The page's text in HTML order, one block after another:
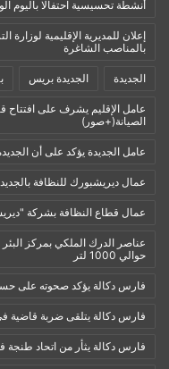
أنشطة تحسيسية احتفالا باليوم
إعلان للمديرية الإقليمية لوزارة
بالمناصب الشاغرة
الجديدة الجديدة بريس
عامل الإقليم يشرف على افتتاح
الصيانة(+صور)
عامل الجديدة يؤكد على أن
عمال ديريشبورك للنظافة بالجديدة
عمال قطاع النظافة بشركة
عناصر الدرك الملكي بمركز
حوالي 1000 لتر
فارس دكالة يؤكد صحوته على
فارس دكالة يتلقى ضربة قاضية
فارس دكالة يثأر من اتحاد طنجة